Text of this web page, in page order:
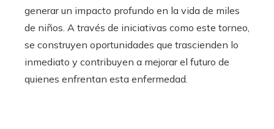
generar un impacto profundo en la vida de miles
de niños. A través de iniciativas como este torneo,
se construyen oportunidades que trascienden lo
inmediato y contribuyen a mejorar el futuro de
quienes enfrentan esta enfermedad.